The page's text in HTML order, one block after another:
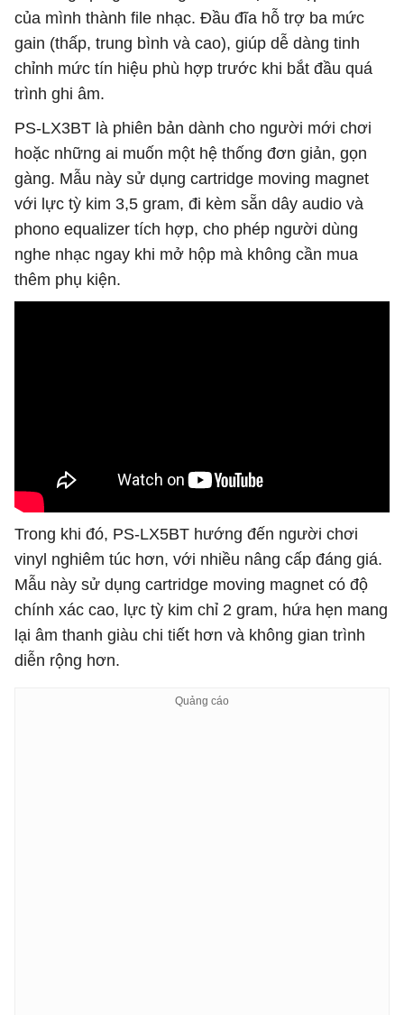
của mình thành file nhạc. Đầu đĩa hỗ trợ ba mức
gain (thấp, trung bình và cao), giúp dễ dàng tinh
chỉnh mức tín hiệu phù hợp trước khi bắt đầu quá
trình ghi âm.
PS-LX3BT là phiên bản dành cho người mới chơi
hoặc những ai muốn một hệ thống đơn giản, gọn
gàng. Mẫu này sử dụng cartridge moving magnet
với lực tỳ kim 3,5 gram, đi kèm sẵn dây audio và
phono equalizer tích hợp, cho phép người dùng
nghe nhạc ngay khi mở hộp mà không cần mua
thêm phụ kiện.
Trong khi đó, PS-LX5BT hướng đến người chơi
vinyl nghiêm túc hơn, với nhiều nâng cấp đáng giá.
Mẫu này sử dụng cartridge moving magnet có độ
chính xác cao, lực tỳ kim chỉ 2 gram, hứa hẹn mang
lại âm thanh giàu chi tiết hơn và không gian trình
diễn rộng hơn.